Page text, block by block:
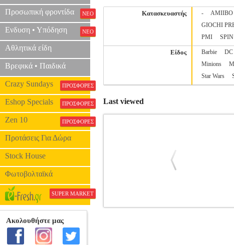
Προσωπική φροντίδα ΝΕΟ
Ενδυση • Υπόδηση ΝΕΟ
Αθλητικά είδη
Βρεφικά • Παιδικά
Crazy Sundays ΠΡΟΣΦΟΡΕΣ
Eshop Specials ΠΡΟΣΦΟΡΕΣ
Zen 10 ΠΡΟΣΦΟΡΕΣ
Προτάσεις Για Δώρα
Stock House
Φωτοβολταϊκά
SUPER MARKET
Κατασκευαστής - AMIIBO
GIOCHI
PMI
Είδος Barbie DC
Minions
Star Wars
Last viewed